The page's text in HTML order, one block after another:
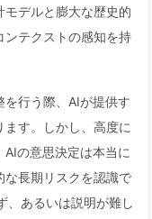
モデルと膨大な歴史的
ンテクストの感知を持
行う際、AIが提供す
す。しかし、高度に
の意思決定は本当に
な長期リスクを認識で
、あるいは説明が難し